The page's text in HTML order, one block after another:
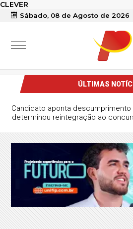
CLEVER
Sábado, 08 de Agosto de 2026
ÚLTIMAS
Candidato aponta
determinou reintegração ao